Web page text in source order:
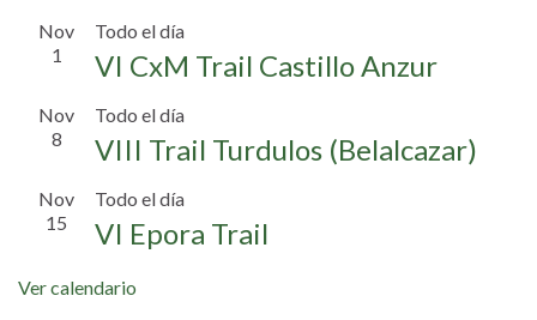
Nov
1
Todo el día
VI CxM Trail Castillo Anzur
Nov
8
Todo el día
VIII Trail Turdulos (Belalcazar)
Nov
15
Todo el día
VI Epora Trail
Ver calendario